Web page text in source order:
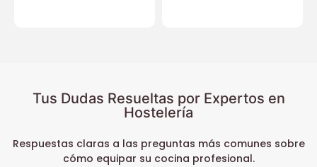
Tus Dudas Resueltas por Expertos en
Hostelería
Respuestas claras a las preguntas más comunes sobre
cómo equipar su cocina profesional.